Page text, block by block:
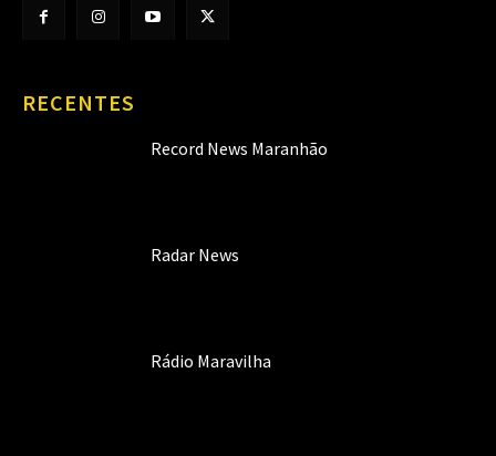
RECENTES
Record News Maranhão
Radar News
Rádio Maravilha